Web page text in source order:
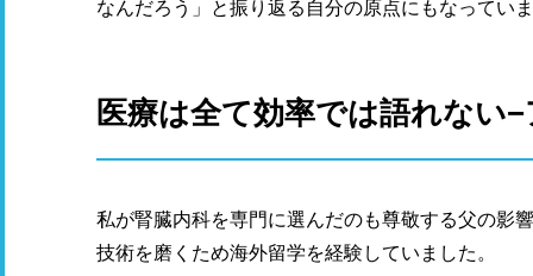
なんだろう」と振り返る自分の原点にもなってい
医療は全て効率では語れない
私が腎臓内科を専門に選んだのも尊敬する父の影
技術を磨くため海外留学を経験していました。